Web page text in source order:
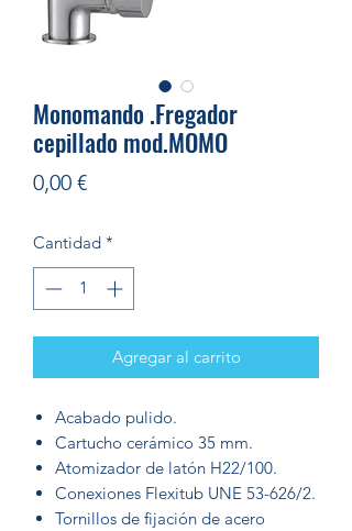
Monomando .Fregador
cepillado mod.MOMO
0,00 €Precio
Cantidad *
Agregar al carrito
Acabado pulido.
Cartucho cerámico 35 mm.
Atomizador de latón H22/100.
Conexiones Flexitub UNE 53-626/2.
Tornillos de fijación de acero